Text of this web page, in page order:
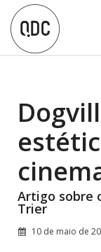
Artigo sobre
Trier
10 de maio de